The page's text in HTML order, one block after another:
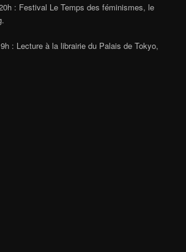
: Festival Le Temps des féminismes, le
: Lecture à la librairie du Palais de Tokyo,